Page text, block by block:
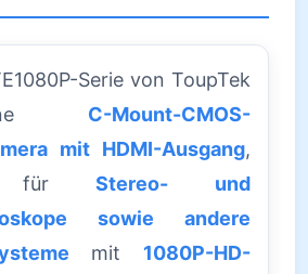
Serie von ToupTek
C-Mount-CMOS-
mit HDMI-Ausgang,
fürStereo- und
sowie andere
mit 1080P-HD-